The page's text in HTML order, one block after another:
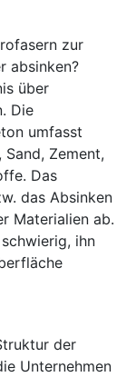
zur
absinken?
über
Die
umfasst
Zement,
Das
das Absinken
Materialien ab.
ihn
der
Unternehmen